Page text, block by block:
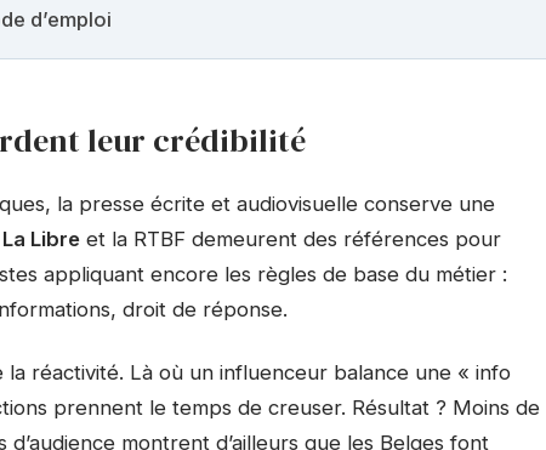
d’emploi
leur crédibilité
la presse écrite et audiovisuelle conserve une
La Libre et la RTBF demeurent des références pour
appliquant encore les règles de base du métier :
droit de réponse.
réactivité. Là où un influenceur balance une « info
prennent le temps de creuser. Résultat ? Moins de
montrent d’ailleurs que les Belges font